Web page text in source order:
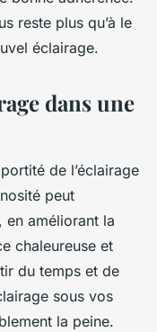
reste plus qu’à le
éclairage.
dans une
de l’éclairage
peut
en améliorant la
chaleureuse et
du temps et de
sous vos
la peine.